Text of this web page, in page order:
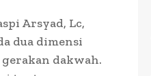
Arsyad, Lc,
dua dimensi
dakwah.